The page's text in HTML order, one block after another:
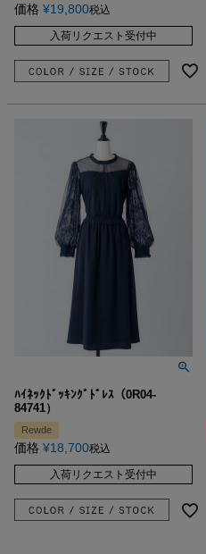
価格 ¥19,800税込
入荷リクエスト受付中
ﾊｲﾈｯｸﾄﾞｯｷﾝｸﾞﾄﾞﾚｽ（0R04-
84741）
Rewde
価格 ¥18,700税込
入荷リクエスト受付中